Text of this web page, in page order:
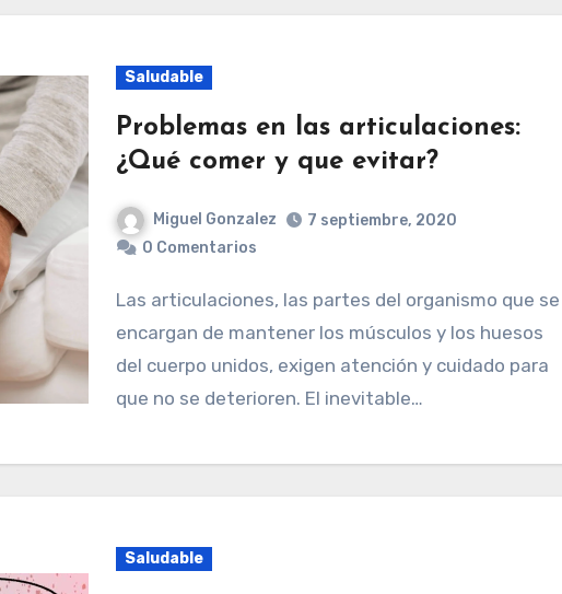
Saludable
Problemas en las articulaciones:
¿Qué comer y que evitar?
Miguel Gonzalez
7 septiembre, 2020
0 Comentarios
Las articulaciones, las partes del organismo que se
encargan de mantener los músculos y los huesos
del cuerpo unidos, exigen atención y cuidado para
que no se deterioren. El inevitable…
Saludable